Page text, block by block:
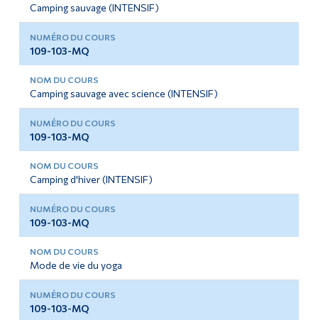
Camping sauvage (INTENSIF)
109-103-MQ
Camping sauvage avec science (INTENSIF)
109-103-MQ
Camping d'hiver (INTENSIF)
109-103-MQ
Mode de vie du yoga
109-103-MQ